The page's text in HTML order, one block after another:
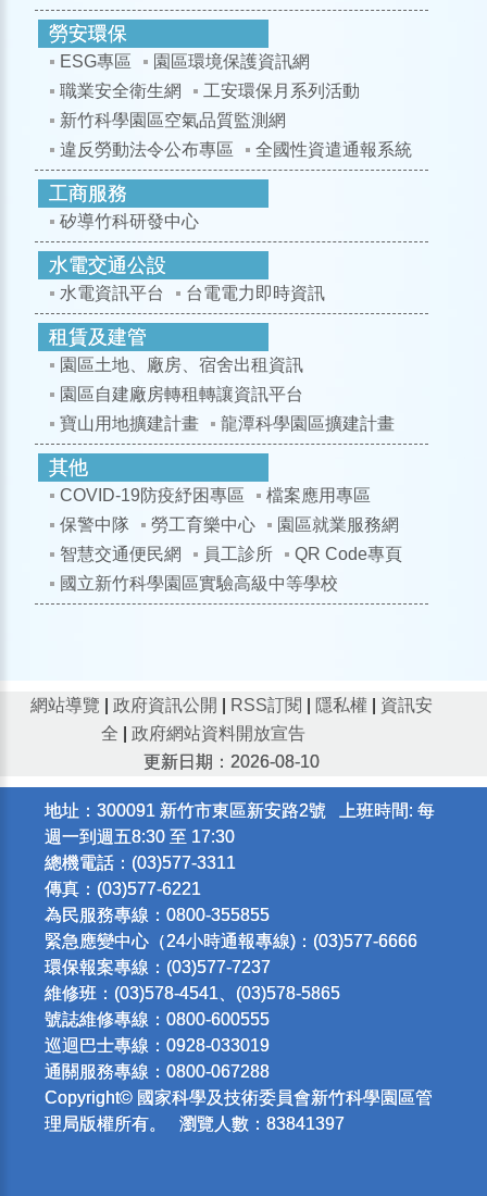
ESG專區
園區環境保護資訊網
職業安全衛生網
工安環保月系列活動
新竹科學園區空氣品質監測網
違反勞動法令公布專區
全國性資遣通報系統
矽導竹科研發中心
水電資訊平台 台電電力即時資訊
園區土地、廠房、宿舍出租資訊
園區自建廠房轉租轉讓資訊平台
寶山用地擴建計畫
龍潭科學園區擴建計畫
COVID-19防疫紓困專區
檔案應用專區
保警中隊
勞工育樂中心
園區就業服務網
智慧交通便民網
員工診所
QR Code專頁
國立新竹科學園區實驗高級中等學校
網站導覽 政府資訊公開 RSS訂閱 隱私權
資訊安
全
政府網站資料開放宣告
更新日期：2026-08-10
地址：300091 新竹市東區新安路2號 上班時間: 每
週一到週五8:30 至 17:30
總機電話：(03)577-3311
傳真：(03)577-6221
為民服務專線：0800-355855
緊急應變中心（24小時通報專線)：(03)577-6666
環保報案專線：(03)577-7237
維修班：(03)578-4541、(03)578-5865
號誌維修專線：0800-600555
巡迴巴士專線：0928-033019
通關服務專線：0800-067288
Copyright© 國家科學及技術委員會新竹科學園區管
理局版權所有。 瀏覽人數：83841397